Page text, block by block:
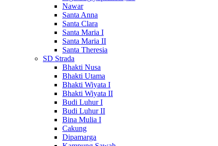
Nawar
Santa Anna
Santa Clara
Santa Maria I
Santa Maria II
Santa Theresia
SD Strada
Bhakti Nusa
Bhakti Utama
Bhakti Wiyata I
Bhakti Wiyata II
Budi Luhur I
Budi Luhur II
Bina Mulia I
Cakung
Dipamarga